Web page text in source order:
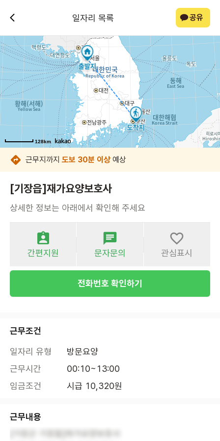
일자리 목록 공유
128km
128km
128km
128km
128km
128km
128km
128km
근무지까지 도보 30분 이상 예상
[기장읍]재가요양보호사
상세한 정보는 아래에서 확인해 주세요
간편지원 문자문의 관심표시
전화번호 확인하기
근무조건
일자리 유형
방문요양
근무시간
00:10~13:00
임금조건
시급 10,320원
근무내용